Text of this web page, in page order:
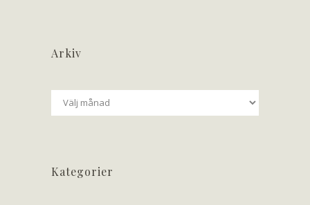
Arkiv
Arkiv
Kategorier